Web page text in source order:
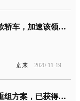
蔚来将接连发布两款轿车，加速该领域市场竞争
蔚来 2020-11-19
一汽轿车重大资产重组方案，已获得国务院国资委批复